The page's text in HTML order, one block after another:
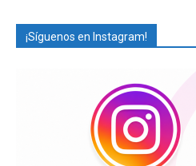
¡Síguenos en Instagram!